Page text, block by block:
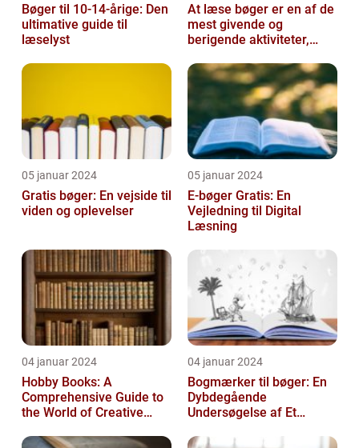
Bøger til 10-14-årige: Den
ultimative guide til
læselyst
At læse bøger er en af de
mest givende og
berigende aktiviteter,
05 januar 2024
Gratis bøger: En vejside til
viden og oplevelser
05 januar 2024
E-bøger Gratis: En
Vejledning til Digital
Læsning
04 januar 2024
Hobby Books: A
Comprehensive Guide to
the World of Creative
04 januar 2024
Bogmærker til bøger: En
Dybdegående
Undersøgelse af Et